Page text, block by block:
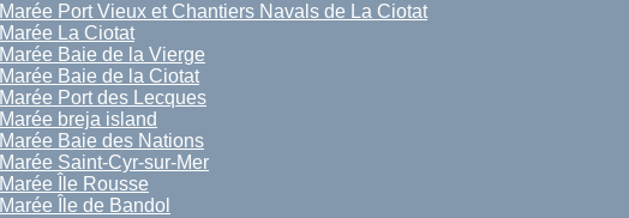
Marée Port Vieux et Chantiers Navals de La Ciotat
Marée La Ciotat
Marée Baie de la Vierge
Marée Baie de la Ciotat
Marée Port des Lecques
Marée breja island
Marée Baie des Nations
Marée Saint-Cyr-sur-Mer
Marée Île Rousse
Marée Île de Bandol